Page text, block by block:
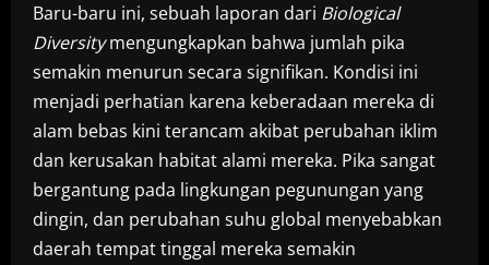
Baru-baru ini, sebuah laporan dari Biological
Diversitymengungkapkan bahwa jumlah pika
semakin menurun secara signifikan. Kondisi ini
menjadi perhatian karena keberadaan mereka di
alam bebas kini terancam akibat perubahan iklim
dan kerusakan habitat alami mereka. Pika sangat
bergantung pada lingkungan pegunungan yang
dingin, dan perubahan suhu global menyebabkan
daerah tempat tinggal mereka semakin